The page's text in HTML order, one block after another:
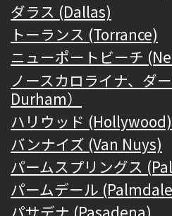
ダラス (Dallas)
トーランス (Torrance)
ニューポートビーチ
ノースカロライナ、ダ
Durham）
ハリウッド (Hollywood)
バンナイズ (Van Nuys)
パームスプリングス
パームデール